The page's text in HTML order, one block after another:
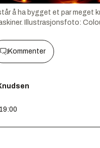
å ha bygget et par meget
Illustrasjonsfoto:
Kommenter